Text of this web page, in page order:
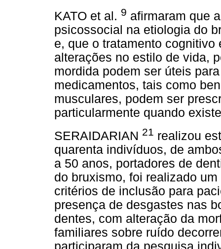
KATO et al. 9 afirmaram que
psicossocial na etiologia do
e, que o tratamento
alterações no estilo de vida,
mordida podem ser úteis
medicamentos, tais como
musculares, podem ser
particularmente quando
SERAIDARIAN 21 realizou
quarenta indivíduos, de
a 50 anos, portadores de
do bruxismo, foi realizado
critérios de inclusão para
presença de desgastes nas
dentes, com alteração da
familiares sobre ruído
participaram da pesquisa